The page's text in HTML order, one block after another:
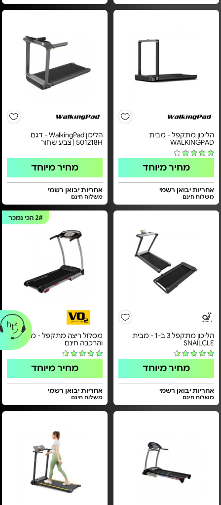
הליכון מתקפל - מבית
WALKINGPAD
מחיר מיוחד
אחריות יבואן רשמי
משלוח חינם
הליכון WalkingPad - דגם
501218H | צבע שחור
מחיר מיוחד
אחריות יבואן רשמי
משלוח חינם
הליכון מתקפל 3 ב-1 - מבית
SNAILCLE
מחיר מיוחד
אחריות יבואן רשמי
משלוח חינם
2#הכי נמכר
מסלול ריצה מתקפל - משלוח
והרכבה חינם
מחיר מיוחד
אחריות יבואן רשמי
משלוח חינם